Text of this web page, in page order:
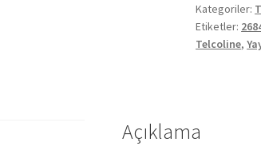
Tansiyon
GBS76
Kategoriler:
Etiketler:
Telcoline,
Açıklama